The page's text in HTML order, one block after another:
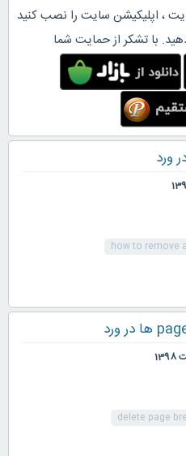
، اپلیکیشن سایت را نصب کنید
با تشکر از حمایت شما
ورد
how to remove
delete page